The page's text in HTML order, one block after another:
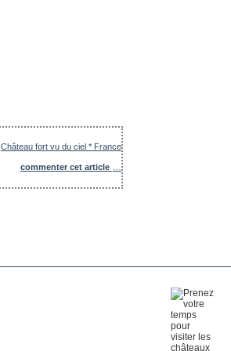
Château fort vu du ciel * France
commenter cet article